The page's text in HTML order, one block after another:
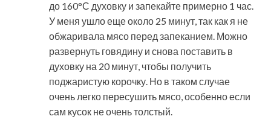
до 160°С духовку и запекайте примерно 1 час.
У меня ушло еще около 25 минут, так как я не
обжаривала мясо перед запеканием. Можно
развернуть говядину и снова поставить в
духовку на 20 минут, чтобы получить
поджаристую корочку. Но в таком случае
очень легко пересушить мясо, особенно если
сам кусок не очень толстый.